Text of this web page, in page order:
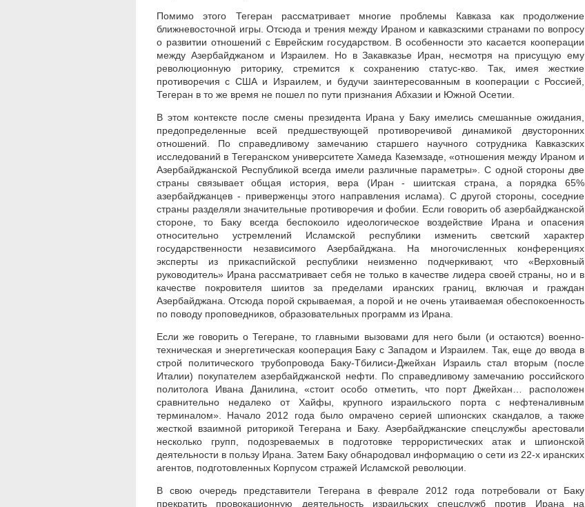
Помимо этого Тегеран рассматривает многие проблемы Кавказа как продолжение
ближневосточной игры. Отсюда и трения между Ираном и кавказскими странами по вопросу
о развитии отношений с Еврейским государством. В особенности это касается кооперации
между Азербайджаном и Израилем. Но в Закавказье Иран, несмотря на присущую ему
революционную риторику, стремится к сохранению статус-кво. Так, имея жесткие
противоречия с США и Израилем, и будучи заинтересованным в кооперации с Россией,
Тегеран в то же время не пошел по пути признания Абхазии и Южной Осетии.
В этом контексте после смены президента Ирана у Баку имелись смешанные ожидания,
предопределенные всей предшествующей противоречивой динамикой двусторонних
отношений. По справедливому замечанию старшего научного сотрудника Кавказских
исследований в Тегеранском университете Хамеда Каземзаде, «отношения между Ираном и
Азербайджанской Республикой всегда имели различные параметры». С одной стороны две
страны связывает общая история, вера (Иран - шиитская страна, а порядка 65%
азербайджанцев - приверженцы этого направления ислама). С другой стороны, соседние
страны разделяли значительные противоречия и фобии. Если говорить об азербайджанской
стороне, то Баку всегда беспокоило идеологическое воздействие Ирана и опасения
относительно устремлений Исламской республики изменить светский характер
государственности независимого Азербайджана. На многочисленных конференциях
эксперты из прикаспийской республики неизменно подчеркивают, что «Верховный
руководитель» Ирана рассматривает себя не только в качестве лидера своей страны, но и в
качестве покровителя шиитов за пределами иранских границ, включая и граждан
Азербайджана. Отсюда порой скрываемая, а порой и не очень утаиваемая обеспокоенность
по поводу проповедников, образовательных программ из Ирана.
Если же говорить о Тегеране, то главными вызовами для него были (и остаются) военно-
техническая и энергетическая кооперация Баку с Западом и Израилем. Так, еще до ввода в
строй политического трубопровода Баку-Тбилиси-Джейхан Израиль стал вторым (после
Италии) покупателем азербайджанской нефти. По справедливому замечанию российского
политолога Ивана Данилина, «стоит особо отметить, что порт Джейхан… расположен
сравнительно недалеко от Хайфы, крупного израильского порта с нефтеналивным
терминалом». Начало 2012 года было омрачено серией шпионских скандалов, а также
жесткой взаимной риторикой Тегерана и Баку. Азербайджанские спецслужбы арестовали
несколько групп, подозреваемых в подготовке террористических атак и шпионской
деятельности в пользу Ирана. Затем Баку обнародовал информацию о сети из 22-х иранских
агентов, подготовленных Корпусом стражей Исламской революции.
В свою очередь представители Тегерана в феврале 2012 года потребовали от Баку
прекратить провокационную деятельность израильских спецслужб против Ирана на